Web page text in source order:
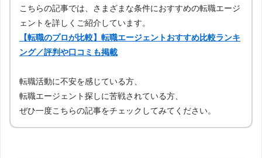
こちらの記事では、さまざまな条件におすすめの転職エージ
ェントを詳しくご紹介しています。
【転職のプロが比較】転職エージェントおすすめ比較ランキ
ング／評判や口コミも掲載
転職活動に不安を感じている方、
転職エージェント探しに苦戦されている方、
ぜひ一度こちらの記事をチェックしてみてください。